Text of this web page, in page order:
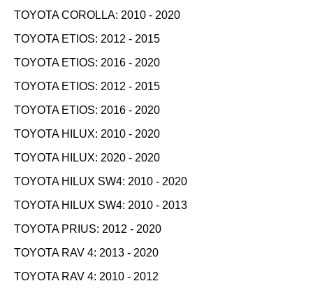
TOYOTA COROLLA: 2010 - 2020
TOYOTA ETIOS: 2012 - 2015
TOYOTA ETIOS: 2016 - 2020
TOYOTA ETIOS: 2012 - 2015
TOYOTA ETIOS: 2016 - 2020
TOYOTA HILUX: 2010 - 2020
TOYOTA HILUX: 2020 - 2020
TOYOTA HILUX SW4: 2010 - 2020
TOYOTA HILUX SW4: 2010 - 2013
TOYOTA PRIUS: 2012 - 2020
TOYOTA RAV 4: 2013 - 2020
TOYOTA RAV 4: 2010 - 2012